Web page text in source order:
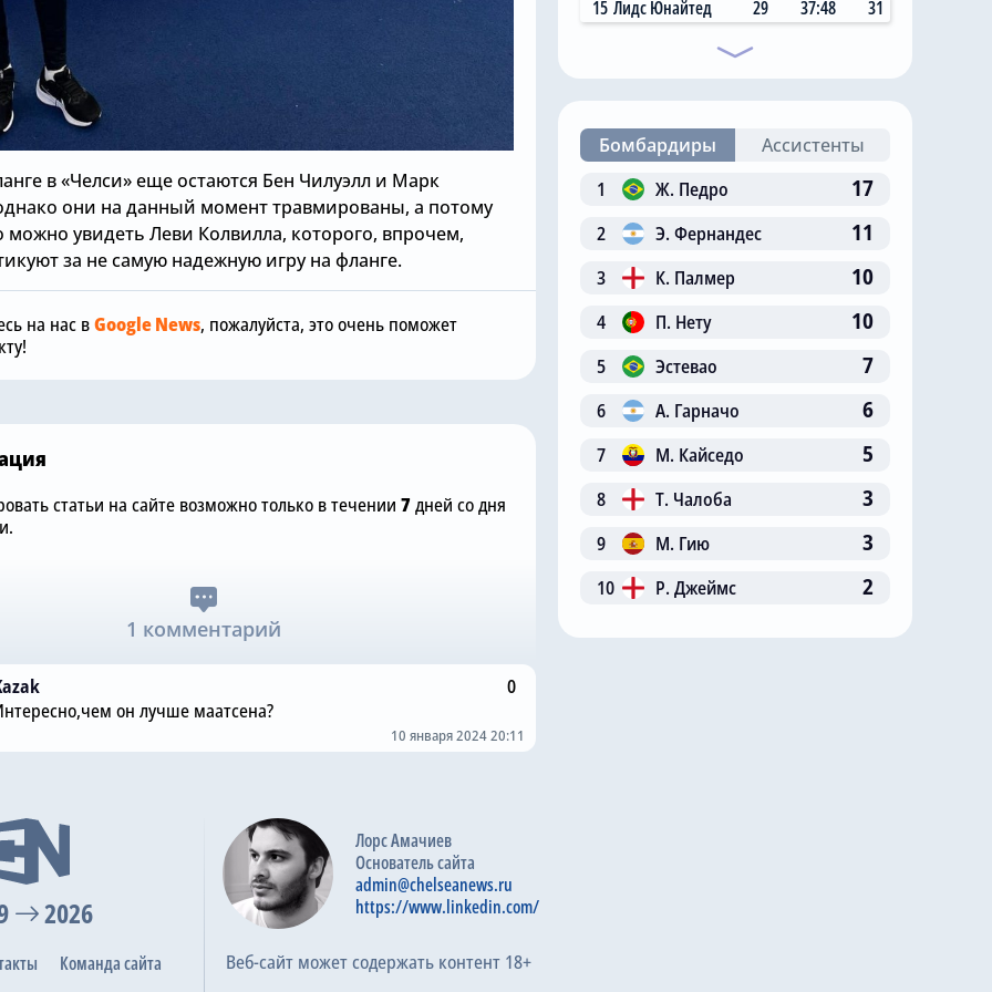
в «Челси» еще остаются Бен Чилуэлл и Марк
они на данный момент травмированы, а потому
можно увидеть Леви Колвилла, которого, впрочем,
за не самую надежную игру на фланге.
на нас вGoogle News, пожалуйста, это очень поможет
Сегодня, 07:30
Новичок «Челси» радуется
прекрасному началу
карьеры в лондонском
Сегодня, 06:00
Английский нападающий
«Челси» срочно
«Челси» успешно
завершает восьмой
трансфер в летнее
трансферное окно
статьи на сайте возможно только в течении 7дней со дня
1 комментарий
0
он лучше маатсена?
10 января 2024 20:11
15 Лидс Юнайтед 29 37:48 31
Бомбардиры
Ассистенты
1
Ж. Педро 17
2 Э. Фернандес 11
3 К. Палмер 10
4 П. Нету 10
5 Эстевао 7
6 А. Гарначо 6
7 М. Кайседо 5
8 Т. Чалоба 3
9 М. Гию 3
10 Р. Джеймс 2
2026
Команда сайта
Лорс Амачиев
Основатель сайта
admin@chelseanews.ru
https://www.linkedin.com/
Веб-сайт может содержать контент 18+